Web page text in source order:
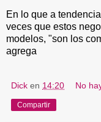
En lo que a
veces que estos
modelos, "son los
agrega
Dick en 14:20 No
Compartir